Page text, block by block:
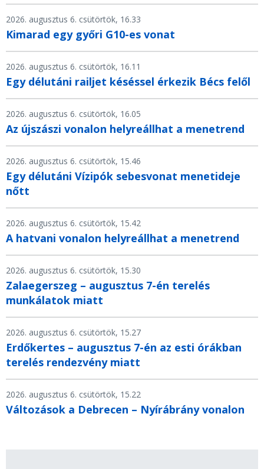
2026. augusztus 6. csütörtök, 16.33
Kimarad egy győri G10-es vonat
2026. augusztus 6. csütörtök, 16.11
Egy délutáni railjet késéssel érkezik Bécs felől
2026. augusztus 6. csütörtök, 16.05
Az újszászi vonalon helyreállhat a menetrend
2026. augusztus 6. csütörtök, 15.46
Egy délutáni Vízipók sebesvonat menetideje
nőtt
2026. augusztus 6. csütörtök, 15.42
A hatvani vonalon helyreállhat a menetrend
2026. augusztus 6. csütörtök, 15.30
Zalaegerszeg – augusztus 7-én terelés
munkálatok miatt
2026. augusztus 6. csütörtök, 15.27
Erdőkertes – augusztus 7-én az esti órákban
terelés rendezvény miatt
2026. augusztus 6. csütörtök, 15.22
Változások a Debrecen – Nyírábrány vonalon